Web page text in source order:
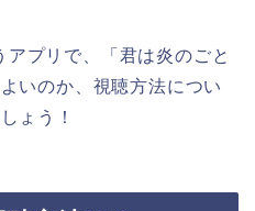
アプリで、
「君は炎のごと
いのか、視聴方法につい
ょう！